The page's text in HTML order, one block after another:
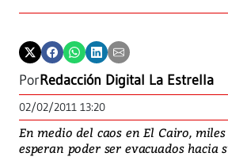
PorRedacción Digital La Estrella
02/02/2011 13:20
En medio del caos en El Cairo,
esperan poder ser evacuados hacia